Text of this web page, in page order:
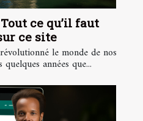
ce qu’il faut
ce site
le monde de nos
années que...